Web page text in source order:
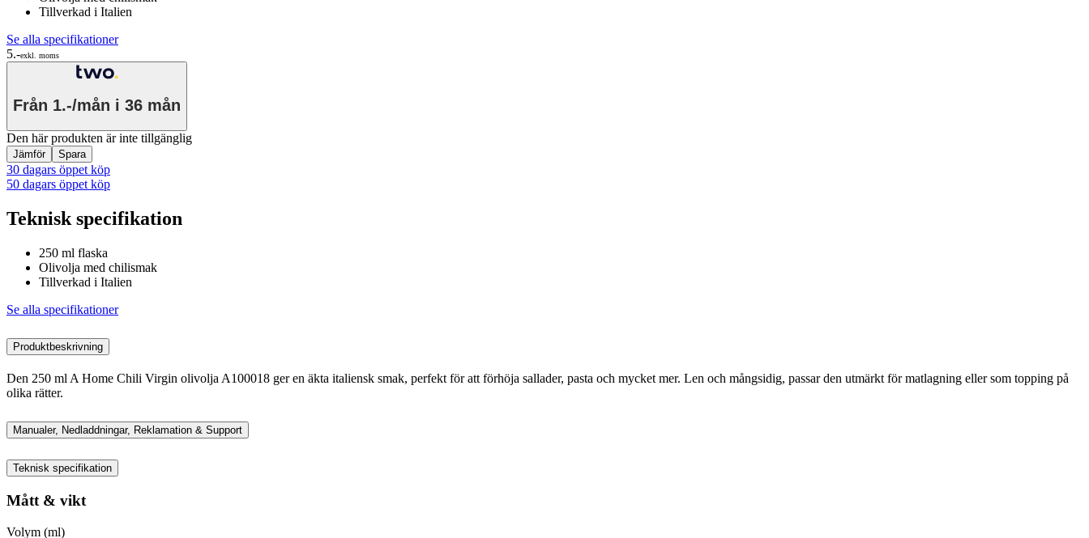
Tillverkad i Italien
Se alla specifikationer
5.-exkl. moms
Från 1.-/mån i 36 mån
Den här produkten är inte tillgänglig
Jämför Spara
30 dagars öppet köp
50 dagars öppet köp
Teknisk specifikation
250 ml flaska
Olivolja med chilismak
Tillverkad i Italien
Se alla specifikationer
Produktbeskrivning
Den 250 ml A Home Chili Virgin olivolja A100018 ger en äkta italiensk smak, perfekt för att förhöja sallader, pasta och mycket mer. Len och mångsidig, passar den utmärkt för matlagning eller som topping på
olika rätter.
Manualer, Nedladdningar, Reklamation & Support
Teknisk specifikation
Mått & vikt
Volym (ml)